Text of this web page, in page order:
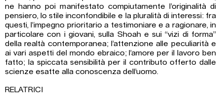
ne hanno poi manifestato compiutamente l’originalità di
pensiero, lo stile inconfondibile e la pluralità di interessi: fra
questi, l’impegno prioritario a testimoniare e a ragionare, in
particolare con i giovani, sulla Shoah e sui “vizi di forma”
della realtà contemporanea; l’attenzione alle peculiarità e
ai vari aspetti del mondo ebraico; l’amore per il lavoro ben
fatto; la spiccata sensibilità per il contributo offerto dalle
scienze esatte alla conoscenza dell’uomo.
RELATRICI